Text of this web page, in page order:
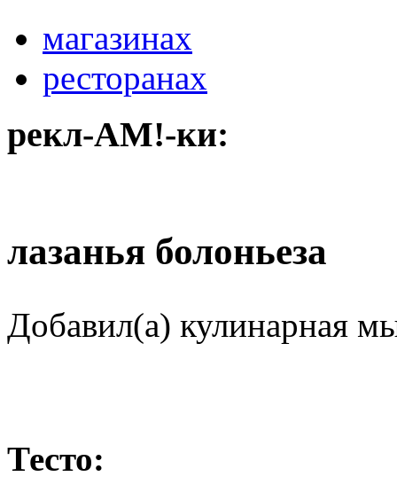
магазинах
ресторанах
рекл-АМ!-ки:
лазанья болоньеза
Добавил(а) кулинарная
Тесто: